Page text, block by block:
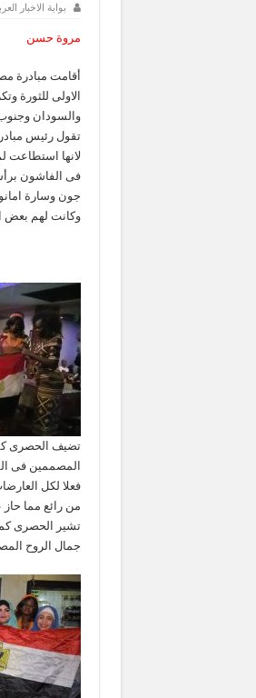
بوابة الاخبار
مروة حسن
والسودان
تقول رئيس
لانها استطاعت
فى الفاشون
جون وسارة
وكانت لهم بعض
تضيف الحصرى
المصممين فى
فعلا لكل
من رائع مما
تشير الحصرى
جمال الروح